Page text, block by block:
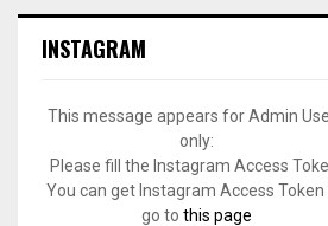
INSTAGRAM
This message appears for Admin
only:
Please fill the Instagram Access
You can get Instagram Access Token
go to this page